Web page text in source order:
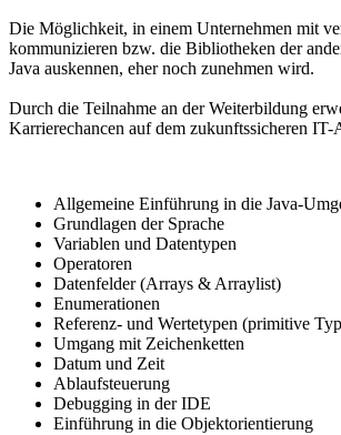
Die Möglichkeit, in einem Unternehmen mit
kommunizieren bzw. die Bibliotheken der
Java auskennen, eher noch zunehmen wird.
Durch die Teilnahme an der Weiterbildung
Karrierechancen auf dem zukunftssicheren IT-
Allgemeine Einführung in die Java-
Grundlagen der Sprache
Variablen und Datentypen
Operatoren
Datenfelder (Arrays & Arraylist)
Enumerationen
Referenz- und Wertetypen (primitive
Umgang mit Zeichenketten
Datum und Zeit
Ablaufsteuerung
Debugging in der IDE
Einführung in die Objektorientierung